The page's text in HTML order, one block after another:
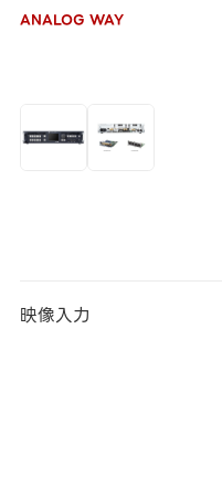
ANALOG WAY
映像入力